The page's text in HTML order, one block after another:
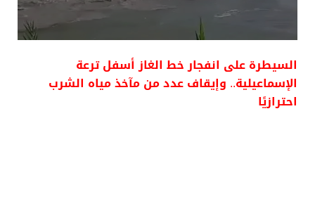
السيطرة على انفجار خط الغاز أسفل ترعة
الإسماعيلية.. وإيقاف عدد من مآخذ مياه الشرب
احترازيًا